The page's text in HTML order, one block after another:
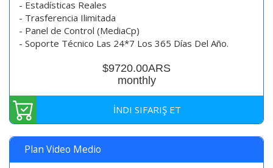
- Estadísticas Reales
- Trasferencia Ilimitada
- Panel de Control (MediaCp)
- Soporte Técnico Las 24*7 Los 365 Días Del Año.
$9720.00ARS
monthly
İNDI SIFARIŞ ET
Plan Video Medio